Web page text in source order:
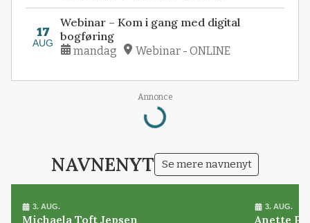
17
AUG
Webinar – Kom i gang med digital
bogføring
mandag Webinar - ONLINE
Annonce
Loading...
NAVNENYT Se mere navnenyt
3. AUG.
Michaela Toft Jepsen
3. AUG.
Anette